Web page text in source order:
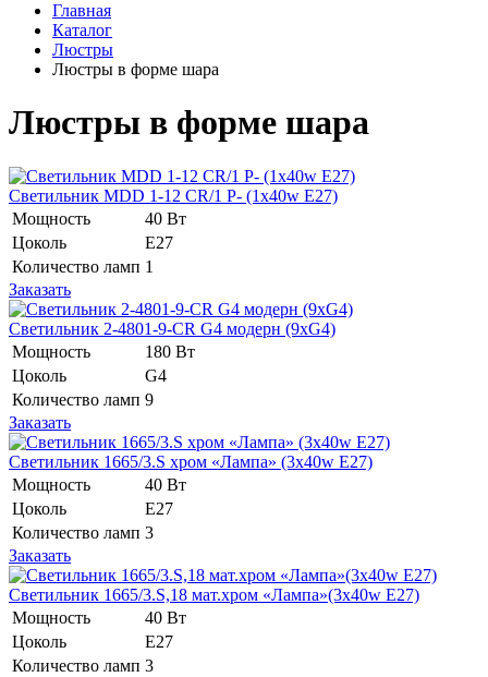
Главная
Каталог
Люстры
Люстры в форме шара
Люстры в форме шара
Светильник MDD 1-12 CR/1 P- (1x40w E27)
Мощность
40 Вт
Цоколь
Е27
Количество ламп 1
Заказать
Светильник 2-4801-9-CR G4 модерн (9хG4)
Мощность
180 Вт
Цоколь
G4
Количество ламп 9
Заказать
Светильник 1665/3.S хром «Лампа» (3x40w E27)
Мощность
40 Вт
Цоколь
E27
Количество ламп 3
Заказать
Светильник 1665/3.S,18 мат.хром «Лампа»(3x40w E27)
Мощность
40 Вт
Цоколь
E27
Количество ламп 3